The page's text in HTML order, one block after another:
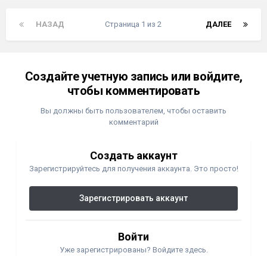
НАЗАД ДАЛЕЕ
Страница 1 из 2
Создайте учетную запись или войдите,
чтобы комментировать
Вы должны быть пользователем, чтобы оставить
комментарий
Создать аккаунт
Зарегистрируйтесь для получения аккаунта. Это просто!
Зарегистрировать аккаунт
Войти
Уже зарегистрированы? Войдите здесь.